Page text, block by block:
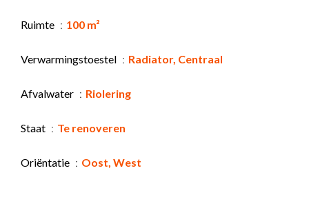
Ruimte 100 m²
Verwarmingstoestel Radiator, Centraal
Afvalwater Riolering
Staat Te renoveren
Oriëntatie Oost, West